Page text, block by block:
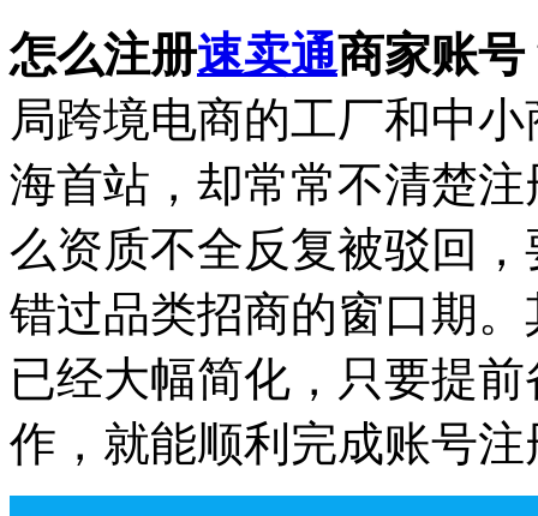
怎么注册速卖通商家账
局跨境电商的工厂和中
海首站，却常常不清楚
么资质不全反复被驳回
错过品类招商的窗口期
已经大幅简化，只要提
作，就能顺利完成账号